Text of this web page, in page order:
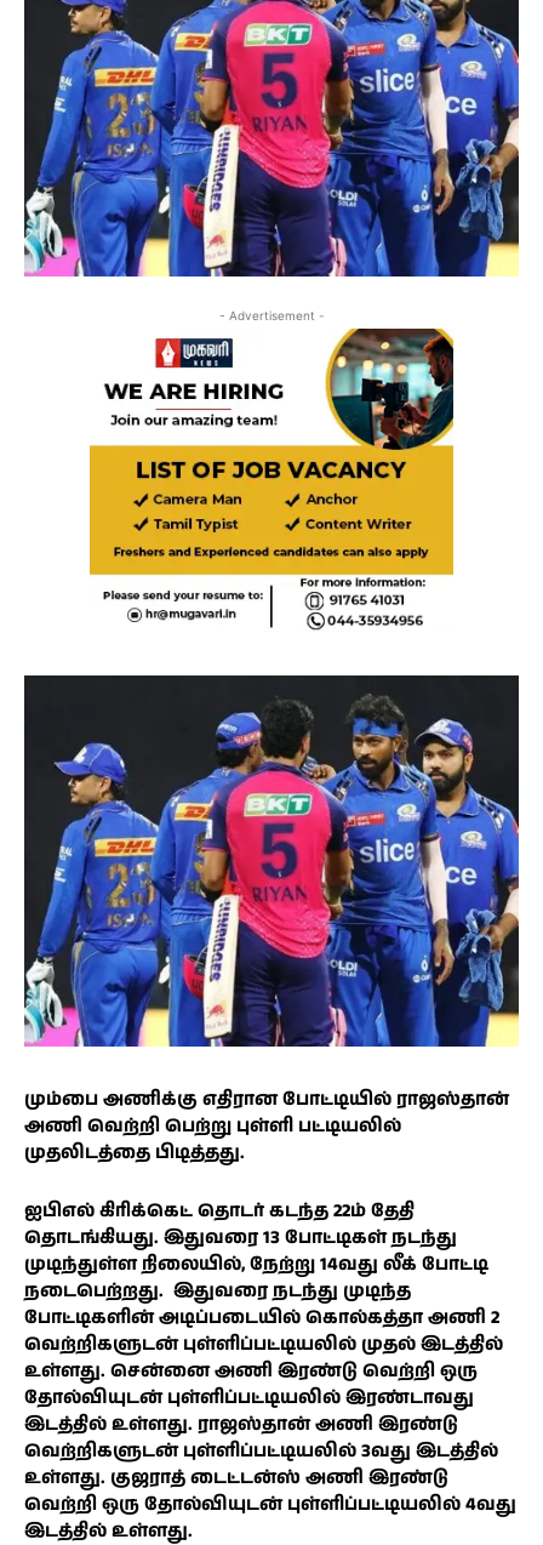
- Advertisement -
மும்பை அணிக்கு எதிரான போட்டியில் ராஜஸ்தான்
அணி வெற்றி பெற்று புள்ளி பட்டியலில்
முதலிடத்தை பிடித்தது.
ஐபிஎல் கிரிக்கெட் தொடர் கடந்த 22ம் தேதி
தொடங்கியது. இதுவரை 13 போட்டிகள் நடந்து
முடிந்துள்ள நிலையில், நேற்று 14வது லீக் போட்டி
நடைபெற்றது. இதுவரை நடந்து முடிந்த
போட்டிகளின் அடிப்படையில் கொல்கத்தா அணி 2
வெற்றிகளுடன் புள்ளிப்பட்டியலில் முதல் இடத்தில்
உள்ளது. சென்னை அணி இரண்டு வெற்றி ஒரு
தோல்வியுடன் புள்ளிப்பட்டியலில் இரண்டாவது
இடத்தில் உள்ளது. ராஜஸ்தான் அணி இரண்டு
வெற்றிகளுடன் புள்ளிப்பட்டியலில் 3வது இடத்தில்
உள்ளது. குஜராத் டைட்டன்ஸ் அணி இரண்டு
வெற்றி ஒரு தோல்வியுடன் புள்ளிப்பட்டியலில் 4வது
இடத்தில் உள்ளது.